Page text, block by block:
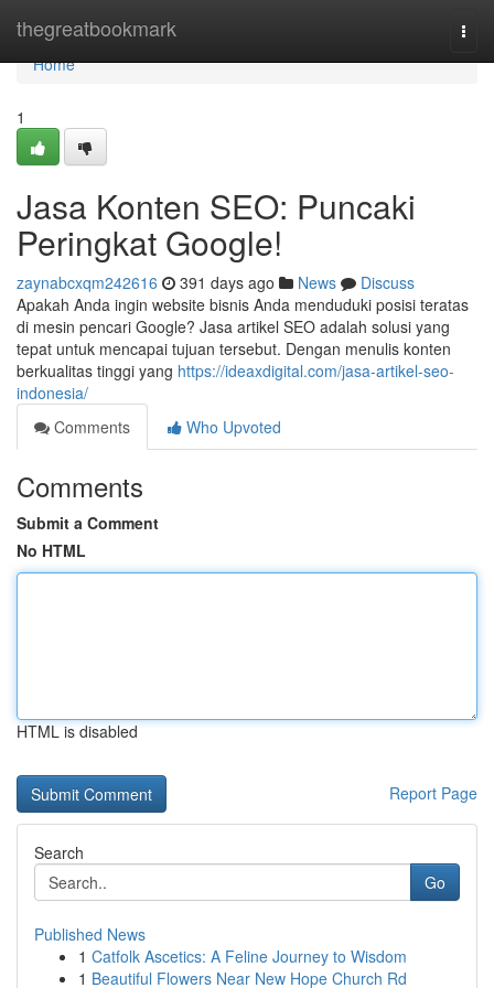
thegreatbookmark
Home
Home
1
Jasa Konten SEO: Puncaki
Peringkat Google!
zaynabcxqm242616 391 days ago News
Discuss
Apakah Anda ingin website bisnis Anda menduduki posisi teratas
di mesin pencari Google? Jasa artikel SEO adalah solusi yang
tepat untuk mencapai tujuan tersebut. Dengan menulis konten
berkualitas tinggi yang https://ideaxdigital.com/jasa-artikel-seo-
indonesia/
Comments
Who Upvoted
Comments
Submit a Comment
No HTML
HTML is disabled
Report Page
Search
Go
Published News
1 Catfolk Ascetics: A Feline Journey to Wisdom
1 Beautiful Flowers Near New Hope Church Rd